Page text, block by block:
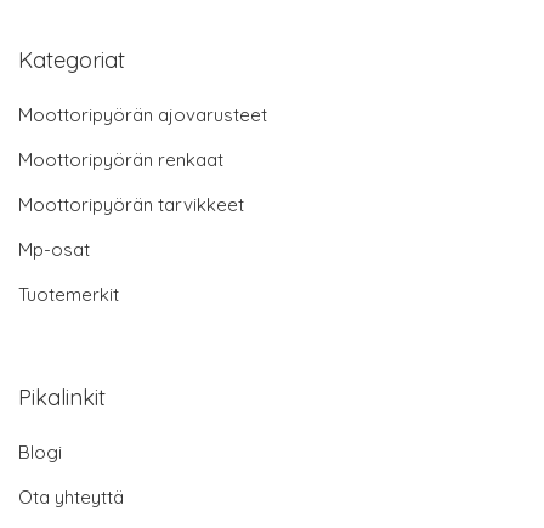
Kategoriat
Moottoripyörän ajovarusteet
Moottoripyörän renkaat
Moottoripyörän tarvikkeet
Mp-osat
Tuotemerkit
Pikalinkit
Blogi
Ota yhteyttä